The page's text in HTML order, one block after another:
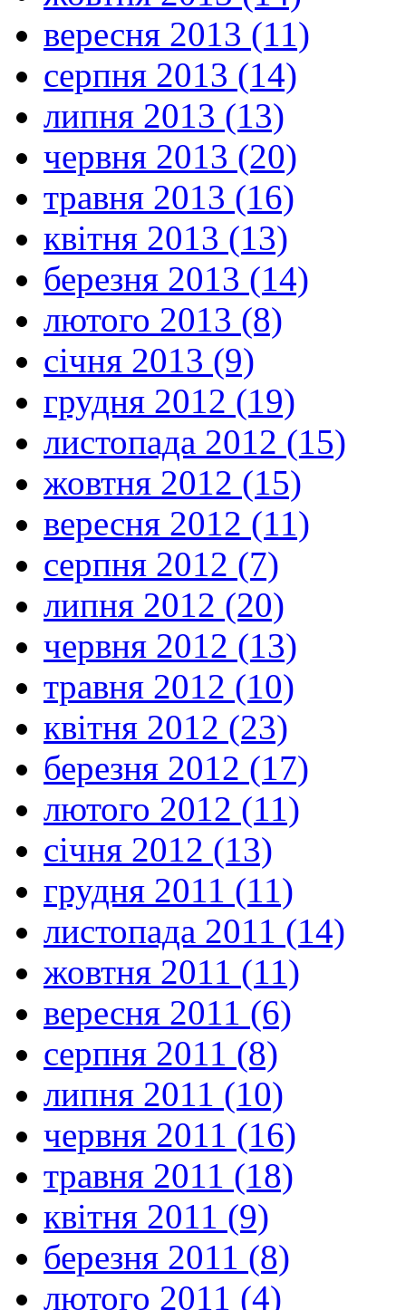
вересня 2013 (11)
серпня 2013 (14)
липня 2013 (13)
червня 2013 (20)
травня 2013 (16)
квітня 2013 (13)
березня 2013 (14)
лютого 2013 (8)
січня 2013 (9)
грудня 2012 (19)
листопада 2012 (15)
жовтня 2012 (15)
вересня 2012 (11)
серпня 2012 (7)
липня 2012 (20)
червня 2012 (13)
травня 2012 (10)
квітня 2012 (23)
березня 2012 (17)
лютого 2012 (11)
січня 2012 (13)
грудня 2011 (11)
листопада 2011 (14)
жовтня 2011 (11)
вересня 2011 (6)
серпня 2011 (8)
липня 2011 (10)
червня 2011 (16)
травня 2011 (18)
квітня 2011 (9)
березня 2011 (8)
лютого 2011 (4)